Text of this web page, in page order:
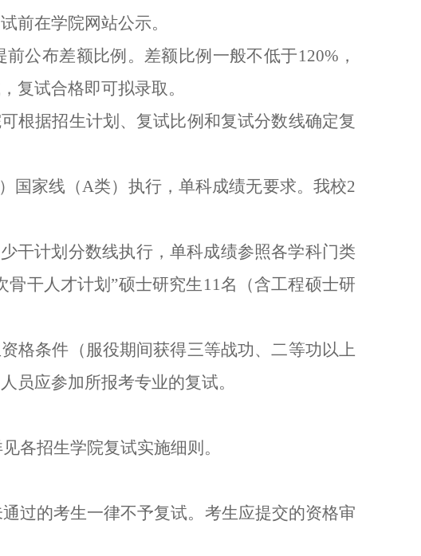
前在学院网站公示。
公布差额比例。差额比例一般不低于120%，
复试合格即可拟录取。
根据招生计划、复试比例和复试分数线确定复
国家线（A类）执行， 单科成绩无要求。我校2
干计划分数线执行，单科成绩参照各学科门类
骨干人才计划”硕士研究生11名（含工程硕士研
格条件（服役期间获得三等战功、二等功以上
员应参加所报考专业的复试。
各招生学院复试实施细则。
过的考生一律不予复试。考生应提交的资格审